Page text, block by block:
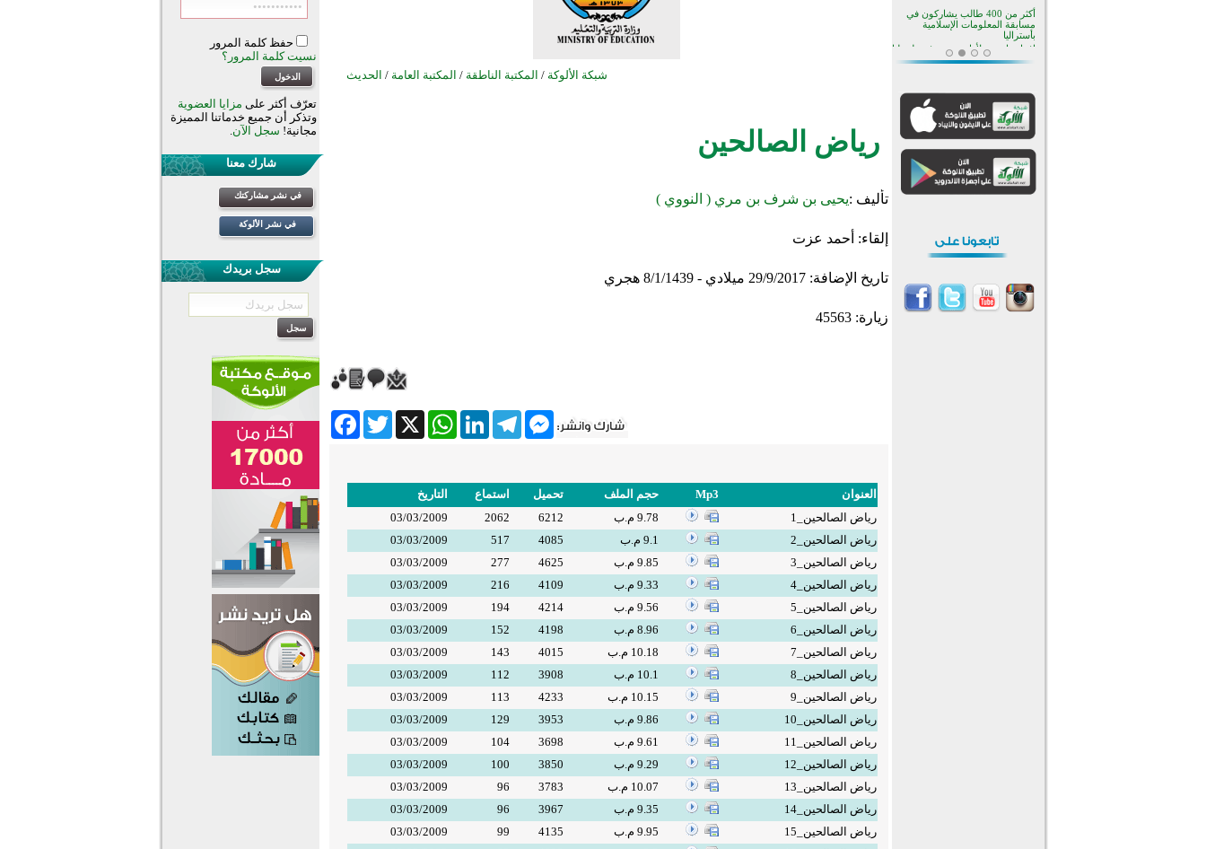
شبكة الألوكة / المكتبة الناطقة / المكتبة العامة / الحديث
رياض الصالحين
تأليف :يحيى بن شرف بن مري ( النووي )
إلقاء: أحمد عزت
تاريخ الإضافة:29/9/2017 ميلادي - 8/1/1439 هجري
زيارة: 45563
FacebookTwitter X
WhatsApp
LinkedIn
Telegram
Messenger
العنوان Mp3 حجم الملف تحميل استماع
التاريخ
رياض الصالحين_1
9.78 م.ب 6212
2062
03/03/2009
رياض الصالحين_2
9.1 م.ب 4085
517
03/03/2009
رياض الصالحين_3
9.85 م.ب 4625
277
03/03/2009
رياض الصالحين_4
9.33 م.ب 4109
216
03/03/2009
رياض الصالحين_5
9.56 م.ب 4214
194
03/03/2009
رياض الصالحين_6
8.96 م.ب 4198
152
03/03/2009
رياض الصالحين_7
10.18 م.ب 4015
143
03/03/2009
رياض الصالحين_8
10.1 م.ب 3908
112
03/03/2009
رياض الصالحين_9
10.15 م.ب 4233
113
03/03/2009
رياض الصالحين_10
9.86 م.ب 3953
129
03/03/2009
رياض الصالحين_11
9.61 م.ب 3698
104
03/03/2009
رياض الصالحين_12
9.29 م.ب 3850
100
03/03/2009
رياض الصالحين_13
10.07 م.ب 3783
96
03/03/2009
رياض الصالحين_14
9.35 م.ب 3967
96
03/03/2009
رياض الصالحين_15
9.95 م.ب 4135
99
03/03/2009
حفظ كلمة المرور
نسيت كلمة المرور؟
تعرّف أكثر على مزايا العضوية
وتذكر أن جميع خدماتنا المميزة
مجانية! سجل الآن.
شارك معنا
في نشر مشاركتك
في نشر الألوكة
سجل بريدك
منطقة ريبوفسي تحتفل بميلاد
مسجد جديد في أجواء إيمانية مميزة
أكبر مشروع إسلامي في ريف
أستراليا يفتتح أبوابه بعد سنوات من
الصيفية للمسلمين في بينزا
وساراتوف وموردوفيا هذا العام
اختتام الدورة التاسعة لمسابقة حفظ
وتلاوة القرآن الكريم في أزناكاييف
تيسليتش تختتم برنامجا تعليميا لتعزيز
القيم وبناء الشخصية للشباب
المسلمين
اختتام منافسات قرآنية متميزة في
مسابقة المعلومات الإسلامية